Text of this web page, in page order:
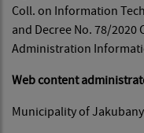
Coll. on Information
and Decree No. 78/
Administration
Web content
Municipality of Jakubany